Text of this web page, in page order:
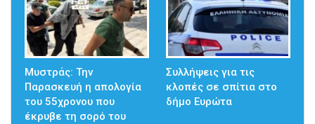
Μυστράς: Την
Παρασκευή η απολογία
του 55χρονου που
έκρυβε τη σορό του
Συλλήψεις για τις
κλοπές σε σπίτια στο
δήμο Ευρώτα